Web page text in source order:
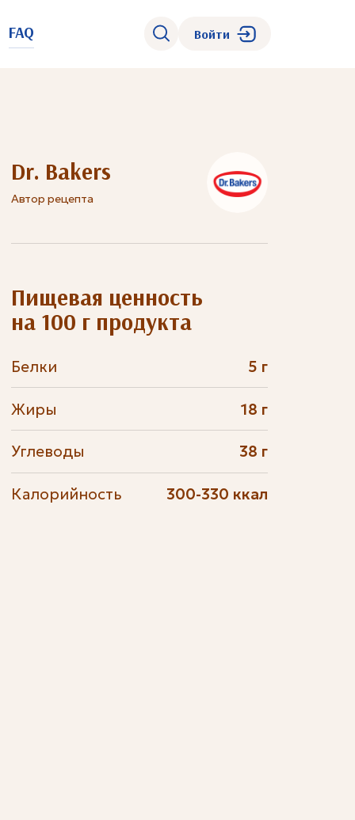
FAQ Войти
Dr. Bakers
Автор рецепта
Пищевая ценность
на 100 г продукта
Белки 5 г
Жиры 18 г
Углеводы 38 г
Калорийность 300-330 ккал